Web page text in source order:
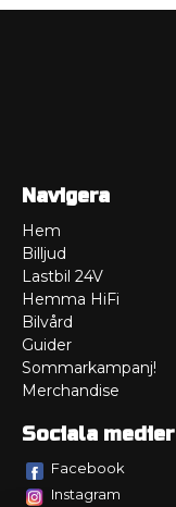
Navigera
Hem
Billjud
Lastbil 24V
Hemma HiFi
Bilvård
Guider
Sommarkampanj!
Merchandise
Sociala medier
Facebook
Instagram